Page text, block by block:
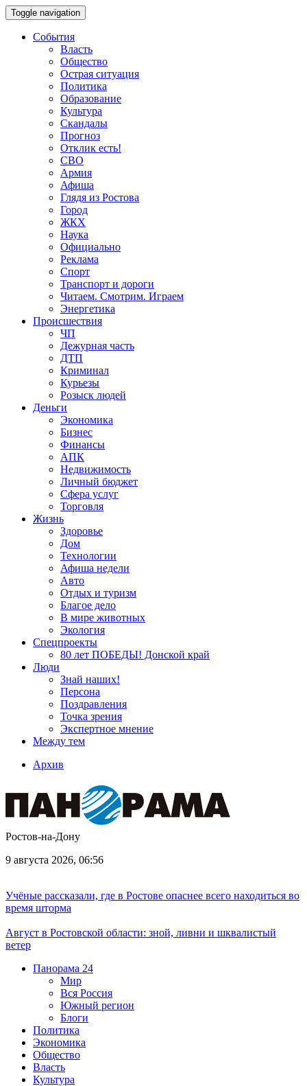
Toggle navigation
События
Власть
Общество
Острая ситуация
Политика
Образование
Культура
Скандалы
Прогноз
Отклик есть!
СВО
Армия
Афиша
Глядя из Ростова
Город
ЖКХ
Наука
Официально
Реклама
Спорт
Транспорт и дороги
Читаем. Смотрим. Играем
Энергетика
Происшествия
ЧП
Дежурная часть
ДТП
Криминал
Курьезы
Розыск людей
Деньги
Экономика
Бизнес
Финансы
АПК
Недвижимость
Личный бюджет
Сфера услуг
Торговля
Жизнь
Здоровье
Дом
Технологии
Афиша недели
Авто
Отдых и туризм
Благое дело
В мире животных
Экология
Спецпроекты
80 лет ПОБЕДЫ! Донской край
Люди
Знай наших!
Персона
Поздравления
Точка зрения
Экспертное мнение
Между тем
Архив
Ростов-на-Дону
9 августа 2026, 06:56
Учёные рассказали, где в Ростове опаснее всего находиться во
время шторма
Август в Ростовской области: зной, ливни и шквалистый
ветер
Панорама 24
Мир
Вся Россия
Южный регион
Блоги
Политика
Экономика
Общество
Власть
Культура